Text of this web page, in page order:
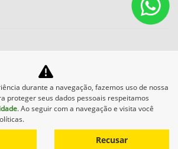
o outro salva
pela DEALERSPACE ® Direitos Reservados.
durante a navegação, fazemos uso de nossa
proteger seus dados pessoais respeitamos
. Ao seguir com a navegação e visita você
Recusar